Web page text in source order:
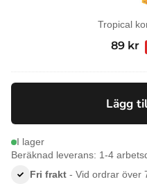
Tropical
Det
priset
99 kr.
89 kr
Lägg
I lager
Beräknad leverans: 1-4
Fri frakt - Vid ordrar över